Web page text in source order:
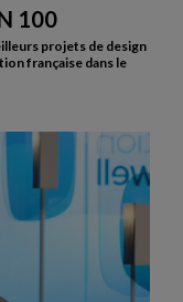
100
projets de design
française dans le